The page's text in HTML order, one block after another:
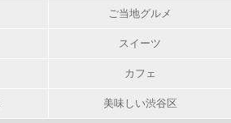
ご当地グルメ
スイーツ
カフェ
美味しい渋谷区